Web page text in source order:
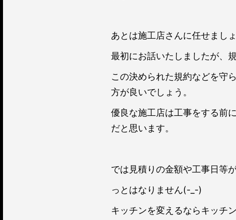
あとは施工店さんに任せまし
最初にお話いたしましたが、
この決められた規約などを守
方が良いでしょう。
優良な施工店は工事をする前
だと思います。
では見積りの金額や工事日等
っとはなりません(-_-)
キッチンを変えるならキッチ